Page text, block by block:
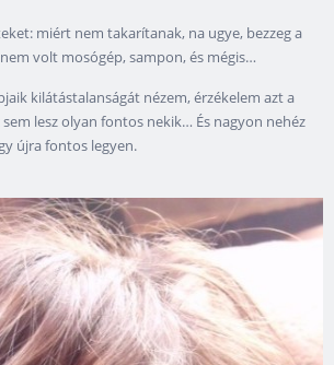
miért nem takarítanak, na ugye, bezzeg a
volt mosógép, sampon, és mégis…
kilátástalanságát nézem, érzékelem azt a
lesz olyan fontos nekik… És nagyon nehéz
újra fontos legyen.